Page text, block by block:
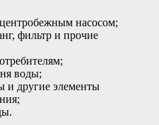
насосом;
фильтр и прочие
воды;
и другие элементы